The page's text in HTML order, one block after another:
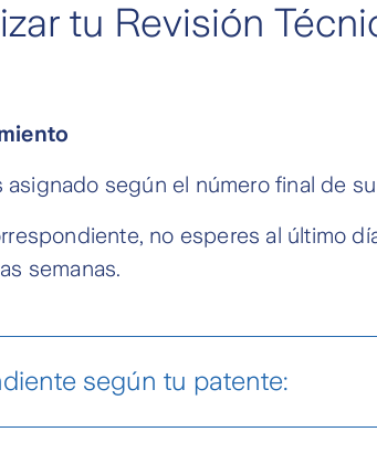
tu Revisión
según el número final de
no esperes al último
semanas.
según tu patente: